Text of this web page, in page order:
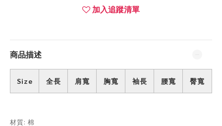
加入追蹤清單
商品描述
Size 全長 肩寬 胸寬 袖長 腰寬 臀寬
材質: 棉